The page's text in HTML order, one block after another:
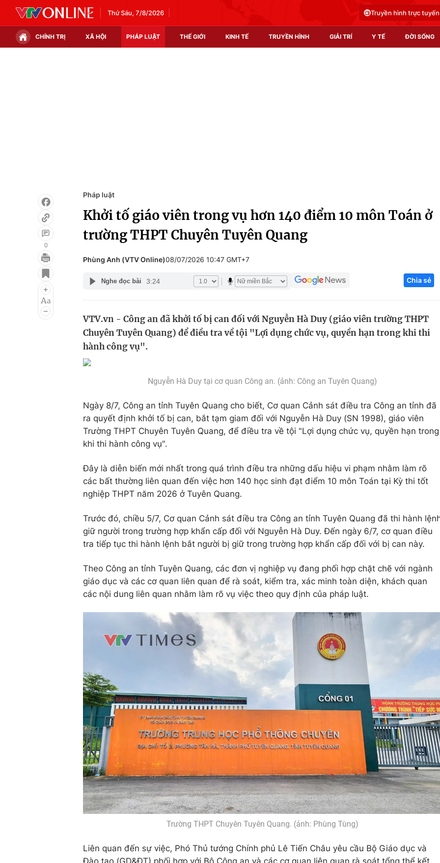
Thứ Sáu, 7/8/2026 Truyền hình trực tuyến
CHÍNH TRỊ XÃ HỘI PHÁP LUẬT THẾ GIỚI KINH TẾ TRUYỀN HÌNH GIẢI TRÍ Y TẾ ĐỜI SỐNG
Infographic
Điện ảnh
Âm nhạc
Du lịch
Chất lượng cuộc sống
Tuyển sinh
Hitech Công
Thị trường
0
Pháp luật
Khởi tố giáo viên trong vụ hơn 140 điểm 10 môn Toán ở
trường THPT Chuyên Tuyên Quang
Phùng Anh (VTV Online)08/07/2026 10:47 GMT+7
Nghe đọc bài 3:24 Chia sẻ
VTV.vn - Công an đã khởi tố bị can đối với Nguyễn Hà Duy (giáo viên trường THPT
Chuyên Tuyên Quang) để điều tra về tội "Lợi dụng chức vụ, quyền hạn trong khi thi
hành công vụ".
Nguyễn Hà Duy tại cơ quan Công an. (ảnh: Công an Tuyên Quang)
Ngày 8/7, Công an tỉnh Tuyên Quang cho biết, Cơ quan Cảnh sát điều tra Công an tỉnh đã
ra quyết định khởi tố bị can, bắt tạm giam đối với Nguyễn Hà Duy (SN 1998), giáo viên
Trường THPT Chuyên Tuyên Quang, để điều tra về tội "Lợi dụng chức vụ, quyền hạn trong
khi thi hành công vụ".
Đây là diễn biến mới nhất trong quá trình điều tra những dấu hiệu vi phạm nhằm làm rõ
các bất thường liên quan đến việc hơn 140 học sinh đạt điểm 10 môn Toán tại Kỳ thi tốt
nghiệp THPT năm 2026 ở Tuyên Quang.
Trước đó, chiều 5/7, Cơ quan Cảnh sát điều tra Công an tỉnh Tuyên Quang đã thi hành
giữ người trong trường hợp khẩn cấp đối với Nguyễn Hà Duy. Đến ngày 6/7, cơ quan điều
tra tiếp tục thi hành lệnh bắt người bị giữ trong trường hợp khẩn cấp đối với bị can này.
Theo Công an tỉnh Tuyên Quang, các đơn vị nghiệp vụ đang phối hợp chặt chẽ với ngành
giáo dục và các cơ quan liên quan để rà soát, kiểm tra, xác minh toàn diện, khách quan
các nội dung liên quan nhằm làm rõ vụ việc theo quy định của pháp luật.
Trường THPT Chuyên Tuyên Quang. (ảnh: Phùng Tùng)
Liên quan đến sự việc, Phó Thủ tướng Chính phủ Lê Tiến Châu yêu cầu Bộ Giáo dục và
Đào tạo (GD&ĐT) phối hợp với Bộ Công an và các cơ quan liên quan rà soát tổng thể kết